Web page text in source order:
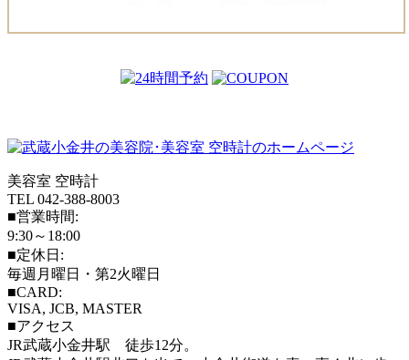
美容室 空時計
TEL 042-388-8003
■営業時間:
9:30～18:00
■定休日:
毎週月曜日・第2火曜日
■CARD:
VISA, JCB, MASTER
■アクセス
JR武蔵小金井駅 徒歩12分。